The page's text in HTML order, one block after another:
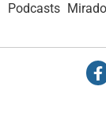
Podcasts